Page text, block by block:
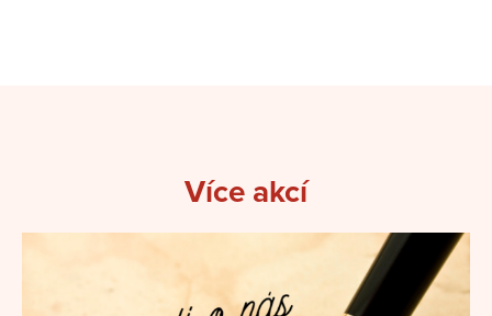
Více akcí